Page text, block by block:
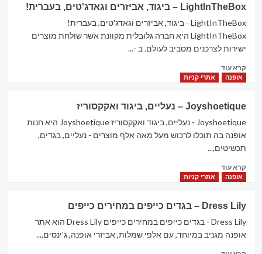
–
פריטים
שווים
במחירים
ומשלוח
חינם
LightInTheBox – ביגוד, אביזרים וגאדג'טים, בעברית!
LightInTheBox - ביגוד, אביזרים וגאדג'טים, בעברית!
LightInTheBox היא חברה גלובלית מקוונת אשר שולחת מוצרים
ישירות לצרכנים מסביב לעולם. ב -...
קרא עודRead
more
–
ביגוד,
אביזרים
בעברית!
אופנה אתרי קניות
Joyshoetique – נעליים, ביגוד ואקקסוריז
Joyshoetique - נעליים, ביגוד ואקקסוריז Joyshoetique היא חנות
אופנה בה תוכלו לרכוש מעל מאה אלף מוצרים - נעליים, בגדים,
תכשיטים,...
קרא עודRead
more
–
נעליים,
ביגוד
אופנה אתרי קניות
Dress Lily – בגדים כייפים במחירים כייפים
Dress Lily - בגדים כייפים במחירים כייפים Dress Lily הוא אתר
אופנה מגניב במיוחד, עם אלפי שמלות, אביזרי אופנה, ג'ינסים,...
Read